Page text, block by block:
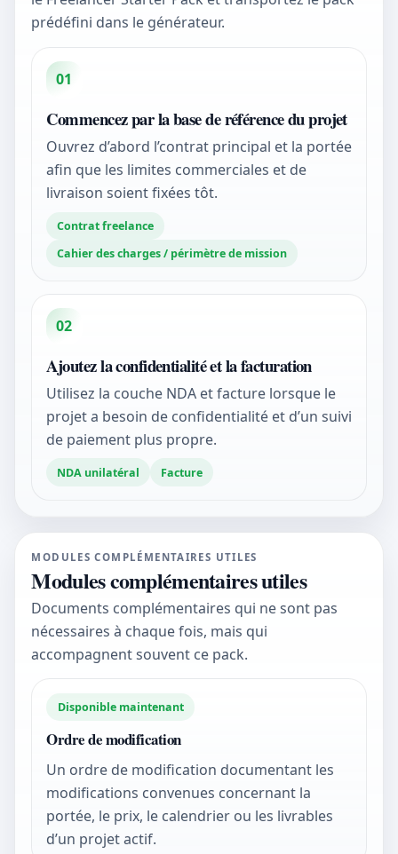
prédéfini dans le générateur.
01
Commencez par la base de référence du projet
Ouvrez d’abord l’contrat principal et la portée
afin que les limites commerciales et de
livraison soient fixées tôt.
Contrat freelance
Cahier des charges / périmètre de mission
02
Ajoutez la confidentialité et la facturation
Utilisez la couche NDA et facture lorsque le
projet a besoin de confidentialité et d’un suivi
de paiement plus propre.
NDA unilatéral Facture
MODULES COMPLÉMENTAIRES UTILES
Modules complémentaires utiles
Documents complémentaires qui ne sont pas
nécessaires à chaque fois, mais qui
accompagnent souvent ce pack.
Disponible maintenant
Ordre de modification
Un ordre de modification documentant les
modifications convenues concernant la
portée, le prix, le calendrier ou les livrables
d’un projet actif.